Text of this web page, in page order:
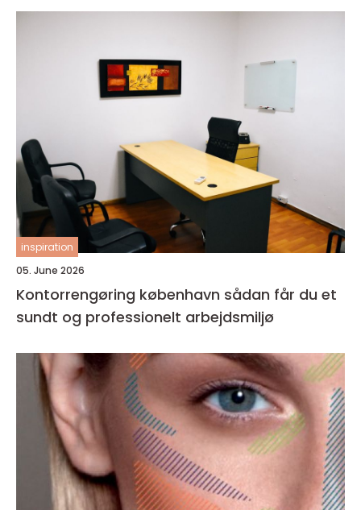
inspiration
05. June 2026
Kontorrengøring københavn sådan får du et
sundt og professionelt arbejdsmiljø